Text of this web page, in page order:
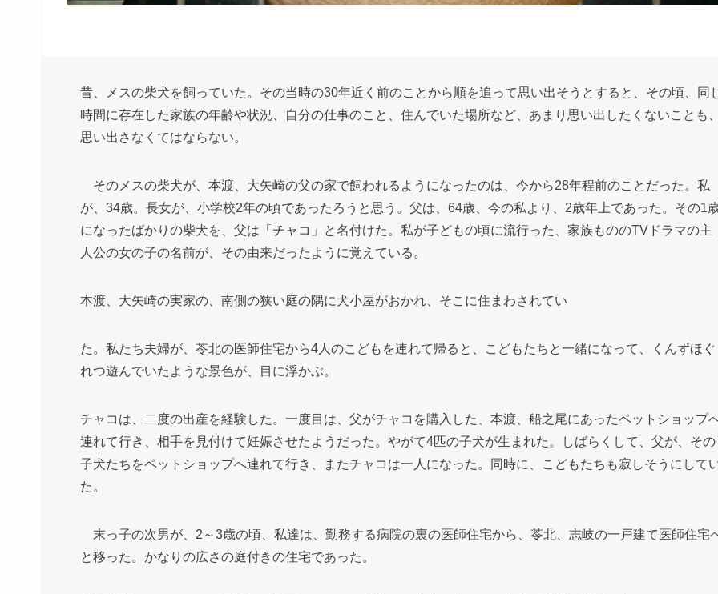
昔、メスの柴犬を飼っていた。その当時の30年近く前のことから順を追って思い出そうとすると、その頃、同
時間に存在した家族の年齢や状況、自分の仕事のこと、住んでいた場所など、あまり思い出したくないことも、
思い出さなくてはならない。
そのメスの柴犬が、本渡、大矢崎の父の家で飼われるようになったのは、今から28年程前のことだった。私
が、34歳。長女が、小学校2年の頃であったろうと思う。父は、64歳、今の私より、2歳年上であった。その1
になったばかりの柴犬を、父は「チャコ」と名付けた。私が子どもの頃に流行った、家族もののTVドラマの主
人公の女の子の名前が、その由来だったように覚えている。
本渡、大矢崎の実家の、南側の狭い庭の隅に犬小屋がおかれ、そこに住まわされてい
た。私たち夫婦が、苓北の医師住宅から4人のこどもを連れて帰ると、こどもたちと一緒になって、くんずほぐ
れつ遊んでいたような景色が、目に浮かぶ。
チャコは、二度の出産を経験した。一度目は、父がチャコを購入した、本渡、船之尾にあったペットショップ
連れて行き、相手を見付けて妊娠させたようだった。やがて4匹の子犬が生まれた。しばらくして、父が、その
子犬たちをペットショップへ連れて行き、またチャコは一人になった。同時に、こどもたちも寂しそうにして
た。
末っ子の次男が、2～3歳の頃、私達は、勤務する病院の裏の医師住宅から、苓北、志岐の一戸建て医師住宅
と移った。かなりの広さの庭付きの住宅であった。